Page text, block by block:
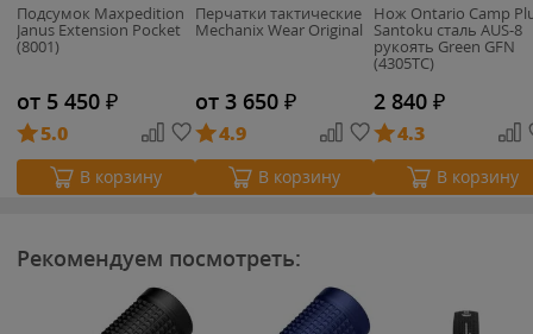
Подсумок Maxpedition
Janus Extension Pocket
(8001)
от 5 450 ₽
5.0
В корзину
Перчатки тактические
Mechanix Wear Original
от 3 650 ₽
4.9
В корзину
Нож Ontario Camp
Santoku сталь AUS-8
рукоять Green GFN
(4305TC)
2 840 ₽
4.3
В корзину
Рекомендуем посмотреть: